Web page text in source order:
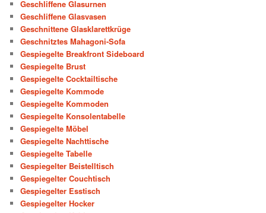
Geschliffene Glasurnen
Geschliffene Glasvasen
Geschnittene Glasklarettkrüge
Geschnitztes Mahagoni-Sofa
Gespiegelte Breakfront Sideboard
Gespiegelte Brust
Gespiegelte Cocktailtische
Gespiegelte Kommode
Gespiegelte Kommoden
Gespiegelte Konsolentabelle
Gespiegelte Möbel
Gespiegelte Nachttische
Gespiegelte Tabelle
Gespiegelter Beistelltisch
Gespiegelter Couchtisch
Gespiegelter Esstisch
Gespiegelter Hocker